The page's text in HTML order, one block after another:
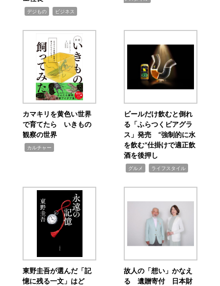
デジもの ビジネス
カマキリを黄色い世界
で育てたら いきもの
観察の世界
カルチャー
ビールだけ飲むと倒れ
る「ふらつくビアグラ
ス」発売 “強制的に水
を飲む”仕掛けで適正飲
酒を後押し
グルメ ライフスタイル
東野圭吾が選んだ「記
憶に残る一文」はど
故人の「想い」かなえ
る 遺贈寄付 日本財